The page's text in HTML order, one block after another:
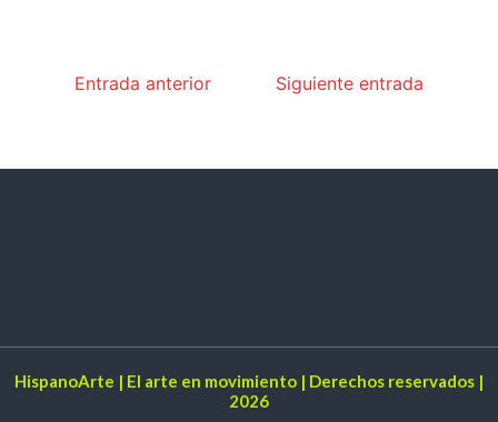
Entrada anterior Siguiente entrada